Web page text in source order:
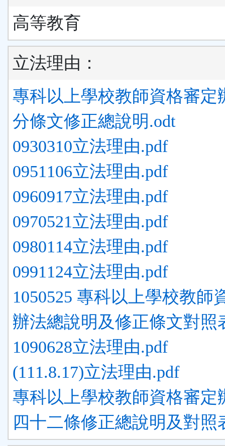
高等教育
立法理由：
專科以上學校教師資格審定
分條文修正總說明.odt
0930310立法理由.pdf
0951106立法理由.pdf
0960917立法理由.pdf
0970521立法理由.pdf
0980114立法理由.pdf
0991124立法理由.pdf
1050525 專科以上學校教師
辦法總說明及修正條文對照
1090628立法理由.pdf
(111.8.17)立法理由.pdf
專科以上學校教師資格審定
四十二條修正總說明及對照